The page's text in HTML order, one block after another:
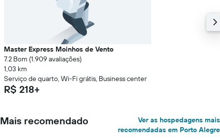
Master Express Moinhos de Vento
7.2 Bom (1.909 avaliações)
1,03 km
Serviço de quarto, Wi-Fi grátis, Business center
R$ 218+
Mais recomendado
Ver as hospedagens mais
recomendadas em Porto Alegre